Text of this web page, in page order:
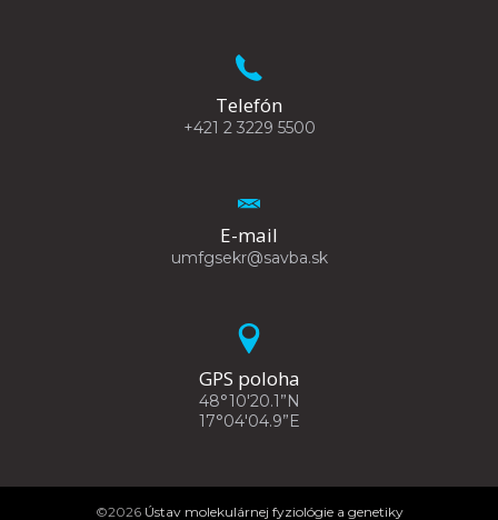
Telefón
+421 2 3229 5500
E-mail
umfgsekr@savba.sk
GPS poloha
48°10'20.1”N
17°04'04.9”E
©2026Ústav molekulárnej fyziológie a genetiky